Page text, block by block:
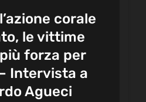
corale
le vittime
forza per
Intervista a
Agueci